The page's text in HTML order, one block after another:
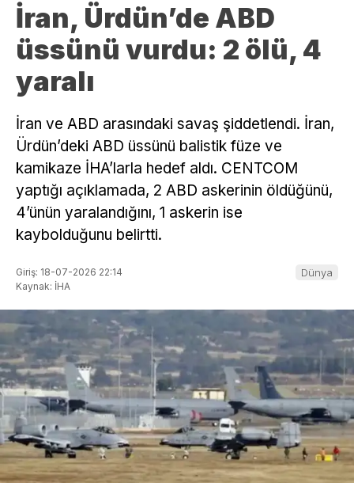
İran, Ürdün’de ABD
üssünü vurdu: 2 ölü, 4
yaralı
İran ve ABD arasındaki savaş şiddetlendi. İran,
Ürdün’deki ABD üssünü balistik füze ve
kamikaze İHA’larla hedef aldı. CENTCOM
yaptığı açıklamada, 2 ABD askerinin öldüğünü,
4’ünün yaralandığını, 1 askerin ise
kaybolduğunu belirtti.
Giriş: 18-07-2026 22:14
Kaynak: İHA
Dünya